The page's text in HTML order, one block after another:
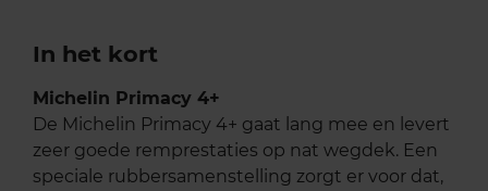
In het kort
Michelin Primacy 4+
De Michelin Primacy 4+ gaat lang mee en levert
zeer goede remprestaties op nat wegdek. Een
speciale rubbersamenstelling zorgt er voor dat,